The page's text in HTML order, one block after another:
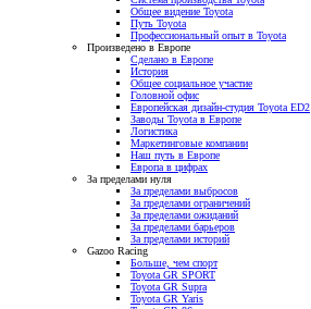
Общее видение Toyota
Путь Toyota
Профессиональный опыт в Toyota
Произведено в Европе
Сделано в Европе
История
Общее социальное участие
Головной офис
Европейская дизайн-студия Toyota ED2
Заводы Toyota в Европе
Логистика
Маркетинговые компании
Наш путь в Европе
Европа в цифрах
За пределами нуля
За пределами выбросов
За пределами ограничений
За пределами ожиданий
За пределами барьеров
За пределами историй
Gazoo Racing
Больше, чем спорт
Toyota GR SPORT
Toyota GR Supra
Toyota GR Yaris